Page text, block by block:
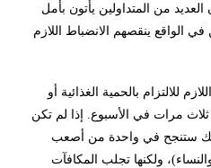
من المتداولين يأتون بأمل
الواقع ينقصهم الانضباط اللازم
للالتزام بالحمية الغذائية أو
ثلاث مرات في الأسبوع. إذا لم تكن
ستنجح في واحدة من أصعب
ولكنها تجلب المكافآت